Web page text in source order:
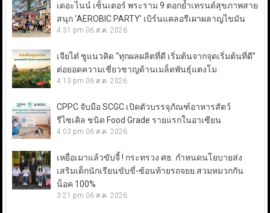
เดอะไนน์ เซ็นเตอร์ พระราม 9 ตอกย้ำเทรนด์สุขภาพสาย
สนุก ‘AEROBIC PARTY’ เบิร์นแคลอรีเผาผลาญไขมัน
4:31 pm 06 ส.ค. 2026
เจียไต๋ ชูแนวคิด “ทุกผลผลิตที่ดี เริ่มต้นจากจุดเริ่มต้นที่ดี”
ต่อยอดความเชี่ยวชาญด้านเมล็ดพันธุ์แตงโม
4:13 pm 06 ส.ค. 2026
CPPC จับมือ SCGC เปิดตัวบรรจุภัณฑ์อาหารสัตว์
รีไซเคิล ชนิด Food Grade รายแรกในอาเซียน
4:03 pm 06 ส.ค. 2026
เหยื่อเมาแล้วขับจี้ ! กระทรวง ศธ. กำหนดนโยบายส่ง
เสริมเด็กนักเรียนขับขี่-ซ้อนท้ายรถจยย.สวมหมวกกัน
น็อค 100%
3:21 pm 06 ส.ค. 2026